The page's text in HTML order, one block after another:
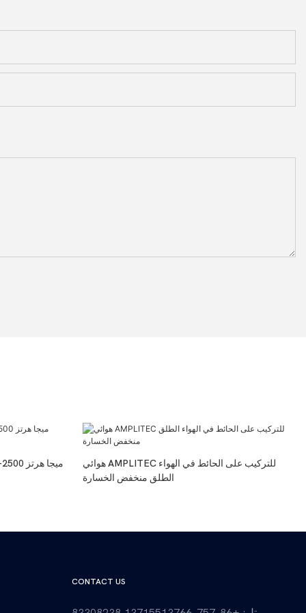
هوائي AMPLITEC للتركيب على الحائط في الهواء
الطلق منخفض الخسارة
CONTACT US